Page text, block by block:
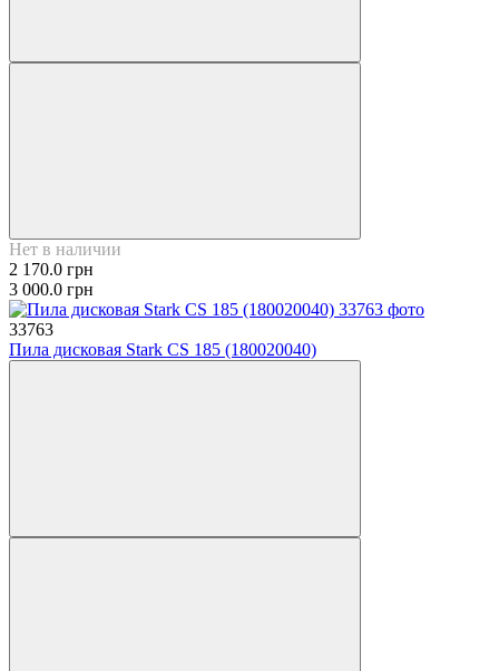
Нет в наличии
2 170.0 грн
3 000.0 грн
33763
Пила дисковая Stark CS 185 (180020040)